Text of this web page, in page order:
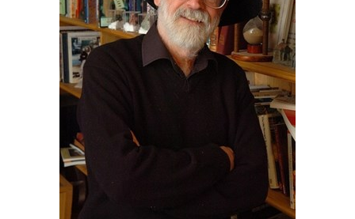
Young adult (SK)
Zahraniční literatura Zdraví a životní styl
Všechny tituly